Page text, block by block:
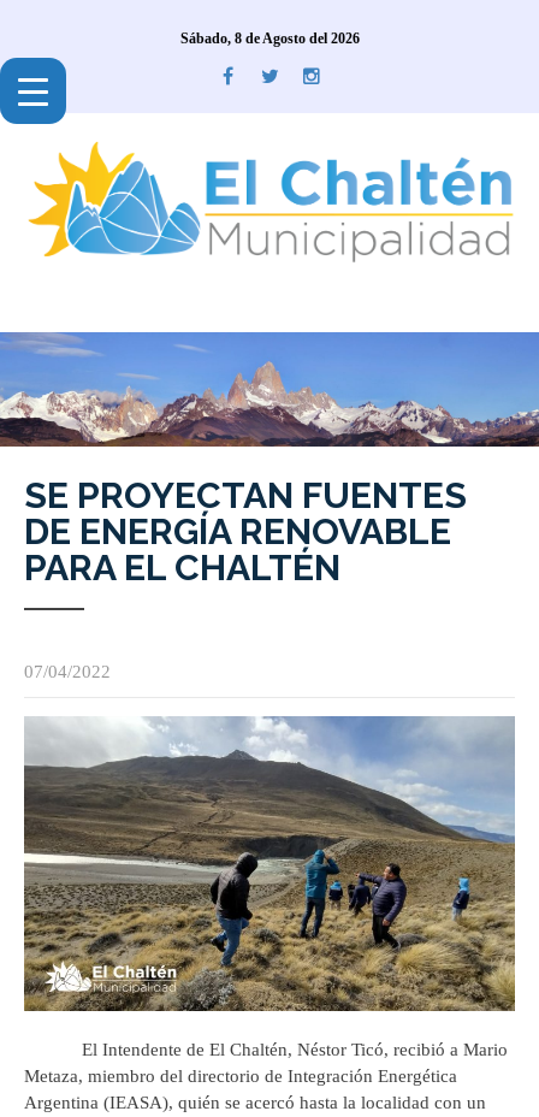
Sábado, 8 de Agosto del 2026
SE PROYECTAN FUENTES
DE ENERGÍA RENOVABLE
PARA EL CHALTÉN
07/04/2022
El Intendente de El Chaltén, Néstor Ticó, recibió a Mario
Metaza, miembro del directorio de Integración Energética
Argentina (IEASA), quién se acercó hasta la localidad con un